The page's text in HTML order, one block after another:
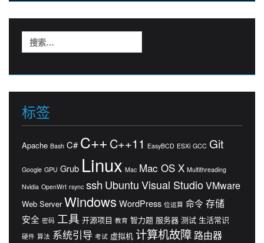
索：
标签
Apache Bash C# C++ C++11 EasyBCD ESXi GCC Git
Google GPU Grub Linux Mac Mac OS X Multithreading
Nvidia OpenWrt rsync ssh UbuntuVisual StudioVMware
Web Server Windows WordPress 位运算 命令 存储
安全 密码 工具 开源项目 教育 智力题 服务器 测试 生活常识
硬件 算法 系统引导 考试 虚拟机 计算机故障 路由器